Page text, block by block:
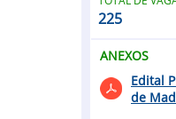
225
ANEXOS
Edital
de